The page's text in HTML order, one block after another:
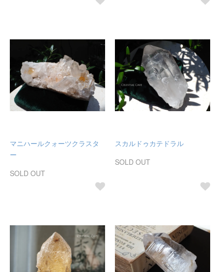
マニハールクォーツクラスタ
ー
SOLD OUT
スカルドゥカテドラル
SOLD OUT